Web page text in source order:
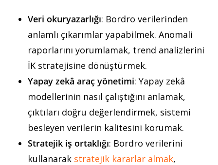
Veri okuryazarlığı: Bordro verilerinden
anlamlı çıkarımlar yapabilmek. Anomali
raporlarını yorumlamak, trend analizlerini
İK stratejisine dönüştürmek.
Yapay zekâ araç yönetimi: Yapay zekâ
modellerinin nasıl çalıştığını anlamak,
çıktıları doğru değerlendirmek, sistemi
besleyen verilerin kalitesini korumak.
Stratejik iş ortaklığı: Bordro verilerini
kullanarak stratejik kararlar almak,